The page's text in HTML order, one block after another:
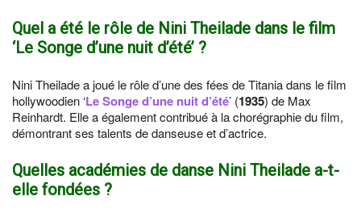
Quel a été le rôle de Nini Theilade dans le film
‘Le Songe d’une nuit d’été’ ?
Nini Theilade a joué le rôle d’une des fées de Titania dans le film
hollywoodien ‘Le Songe d’une nuit d’été’ (1935) de Max
Reinhardt. Elle a également contribué à la chorégraphie du film,
démontrant ses talents de danseuse et d’actrice.
Quelles académies de danse Nini Theilade a-t-
elle fondées ?